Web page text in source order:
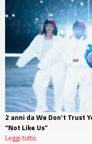
2 anni da We Don’t Trust
“Not Like Us”
Leggi tutto